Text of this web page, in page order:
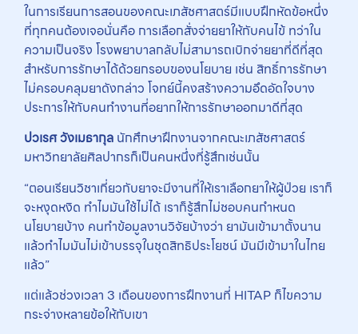
ในการเรียนการสอนของคณะเภสัชศาสตร์มีแบบฝึกหัดข้อหนึ่ง
ที่ทุกคนต้องเจอนั่นคือ การเลือกสั่งจ่ายยาให้กับคนไข้ ทว่าใน
ความเป็นจริง โรงพยาบาลกลับไม่สามารถเบิกจ่ายยาที่ดีที่สุด
สำหรับการรักษาได้ด้วยกรอบของนโยบาย เช่น สิทธิ์การรักษา
ไม่ครอบคลุมยาดังกล่าว โจทย์นี้คงสร้างความอึดอัดใจบาง
ประการให้กับคนทำงานที่อยากให้การรักษาออกมาดีที่สุด
ปวเรศ วังเมธากุล นักศึกษาฝึกงานจากคณะเภสัชศาสตร์
มหาวิทยาลัยศิลปากรก็เป็นคนหนึ่งที่รู้สึกเช่นนั้น
“ตอนเรียนวิชาเกี่ยวกับยาจะมีงานที่ให้เราเลือกยาให้ผู้ป่วย เราก็
จะหงุดหงิด ทำไมมันใช้ไม่ได้ เราก็รู้สึกไม่ชอบคนกำหนด
นโยบายบ้าง คนทำข้อมูลงานวิจัยบ้างว่า ยามันเข้ามาตั้งนาน
แล้วทำไมมันไม่เข้าบรรจุในชุดสิทธิประโยชน์ มันมีเข้ามาในไทย
แล้ว”
แต่แล้วช่วงเวลา 3 เดือนของการฝึกงานที่ HITAP ก็ไขความ
กระจ่างหลายข้อให้กับเขา